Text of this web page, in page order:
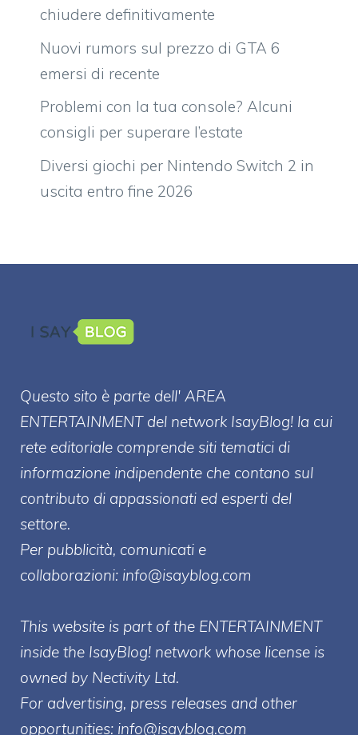
chiudere definitivamente
Nuovi rumors sul prezzo di GTA 6
emersi di recente
Problemi con la tua console? Alcuni
consigli per superare l’estate
Diversi giochi per Nintendo Switch 2 in
uscita entro fine 2026
Questo sito è parte dell' AREA
ENTERTAINMENT del network IsayBlog! la cui
rete editoriale comprende siti tematici di
informazione indipendente che contano sul
contributo di appassionati ed esperti del
settore.
Per pubblicità, comunicati e
collaborazioni: info@isayblog.com
This website is part of the ENTERTAINMENT
inside the IsayBlog! network whose license is
owned by Nectivity Ltd.
For advertising, press releases and other
opportunities: info@isayblog.com